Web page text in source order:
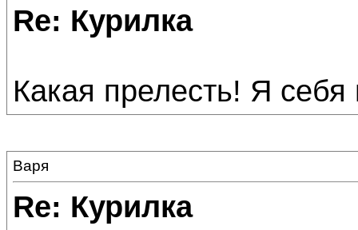
Re: Курилка
Какая прелесть! Я
Варя
Re: Курилка